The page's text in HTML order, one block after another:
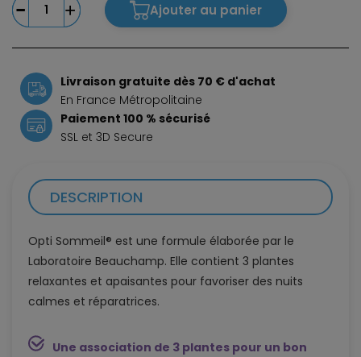
Ajouter au panier
Livraison gratuite dès 70 € d'achat
En France Métropolitaine
Paiement 100 % sécurisé
SSL et 3D Secure
DESCRIPTION
Opti Sommeil® est une formule élaborée par le
Laboratoire Beauchamp. Elle contient 3 plantes
relaxantes et apaisantes pour favoriser des nuits
calmes et réparatrices.
Une association de 3 plantes pour un bon